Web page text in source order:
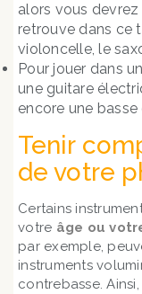
alors vous devrez
retrouve dans ce
violoncelle, le
Pour jouer dans
une guitare
encore une
Tenir
de votre
Certains
votre âge ou
par exemple,
instruments
contrebasse.